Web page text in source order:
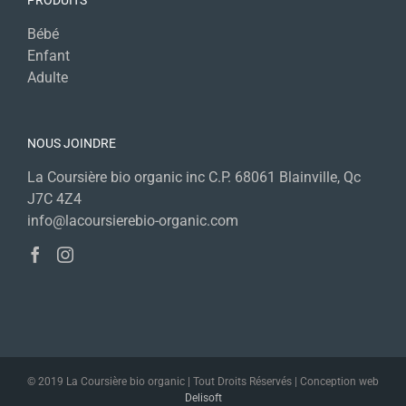
Bébé
Enfant
Adulte
NOUS JOINDRE
La Coursière bio organic inc C.P. 68061 Blainville, Qc
J7C 4Z4
info@lacoursierebio-organic.com
© 2019 La Coursière bio organic | Tout Droits Réservés | Conception web
Delisoft